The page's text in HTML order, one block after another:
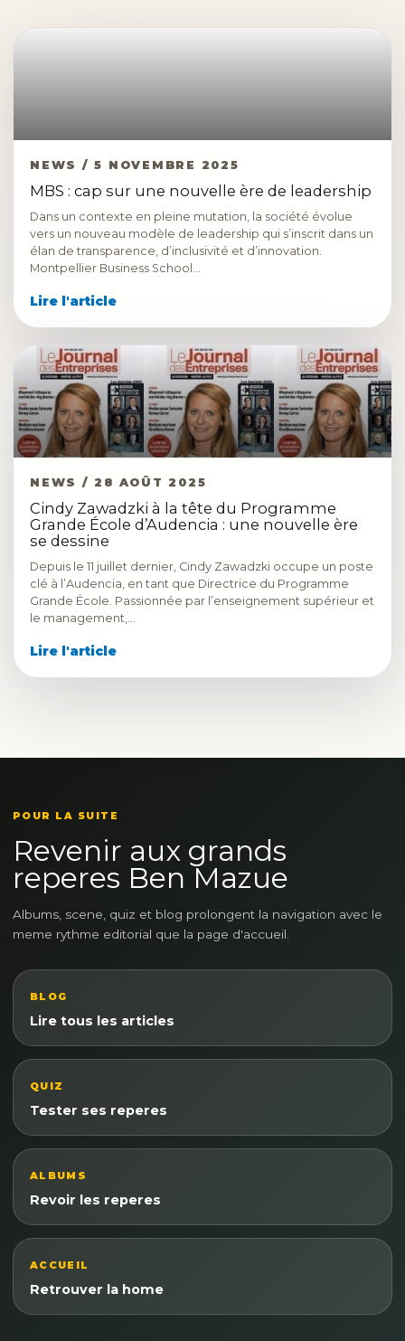
NEWS / 5 NOVEMBRE 2025
MBS : cap sur une nouvelle ère de leadership
Dans un contexte en pleine mutation, la société évolue
vers un nouveau modèle de leadership qui s’inscrit dans un
élan de transparence, d’inclusivité et d’innovation.
Montpellier Business School…
Lire l'article
NEWS / 28 AOÛT 2025
Cindy Zawadzki à la tête du Programme
Grande École d’Audencia : une nouvelle ère
se dessine
Depuis le 11 juillet dernier, Cindy Zawadzki occupe un poste
clé à l’Audencia, en tant que Directrice du Programme
Grande École. Passionnée par l’enseignement supérieur et
le management,…
Lire l'article
POUR LA SUITE
Revenir aux grands
reperes Ben Mazue
Albums, scene, quiz et blog prolongent la navigation avec le
meme rythme editorial que la page d'accueil.
BLOG
Lire tous les articles
QUIZ
Tester ses reperes
ALBUMS
Revoir les reperes
ACCUEIL
Retrouver la home